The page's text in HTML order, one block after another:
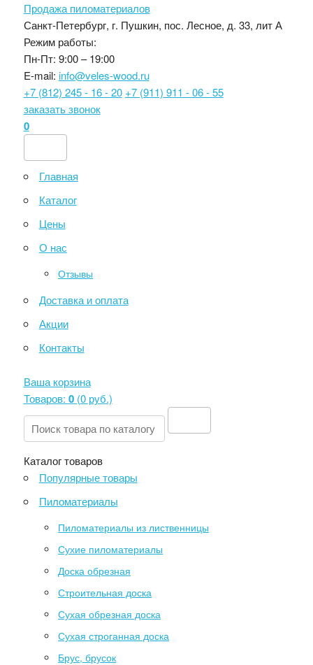
Продажа пиломатериалов
Санкт-Петербург, г. Пушкин, пос. Лесное, д. 33, лит А
Режим работы:
Пн-Пт: 9:00 – 19:00
E-mail: info@veles-wood.ru
+7 (812) 245 - 16 - 20 +7 (911) 911 - 06 - 55
заказать звонок
0
Главная
Каталог
Цены
О нас
Отзывы
Доставка и оплата
Акции
Контакты
Ваша корзина
Товаров: 0(0 руб.)
Каталог товаров
Популярные товары
Пиломатериалы
Пиломатериалы из лиственницы
Сухие пиломатериалы
Доска обрезная
Строительная доска
Сухая обрезная доска
Сухая строганная доска
Брус, брусок